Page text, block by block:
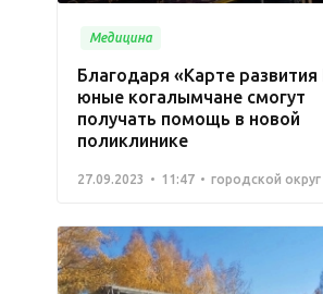
Медицина
Благодаря «Карте
юные когалымчане смогут
получать помощь в новой
поликлинике
27.09.2023 11:47 городской